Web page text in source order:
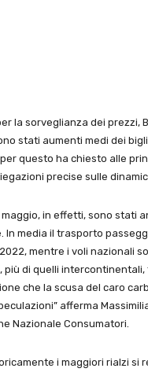
la sorveglianza dei prezzi,
stati aumenti medi dei
questo ha chiesto alle
precise sulle
in effetti, sono stati
In media il trasporto
mentre i voli nazionali
più di quelli intercontinentali,
che la scusa del caro
afferma
Nazionale Consumatori.
i maggiori rialzi si